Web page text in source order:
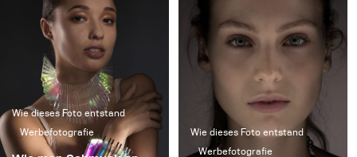
Wie dieses Foto entstand
Werbefotografie
Wie dieses Foto entstand
Werbefotografie